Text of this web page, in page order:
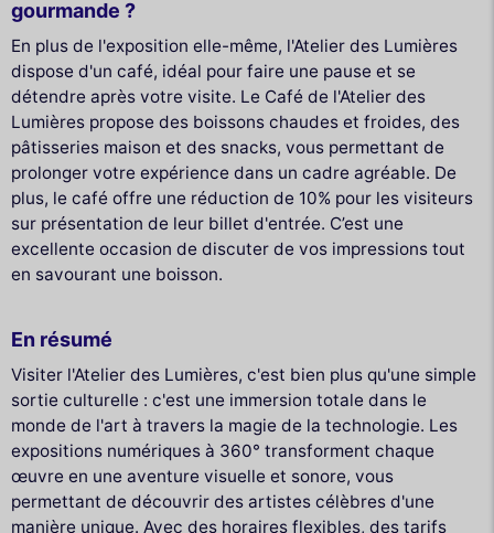
gourmande ?
En plus de l'exposition elle-même, l'Atelier des Lumières
dispose d'un café, idéal pour faire une pause et se
détendre après votre visite. Le Café de l'Atelier des
Lumières propose des boissons chaudes et froides, des
pâtisseries maison et des snacks, vous permettant de
prolonger votre expérience dans un cadre agréable. De
plus, le café offre une réduction de 10% pour les visiteurs
sur présentation de leur billet d'entrée. C’est une
excellente occasion de discuter de vos impressions tout
en savourant une boisson.
En résumé
Visiter l'Atelier des Lumières, c'est bien plus qu'une simple
sortie culturelle : c'est une immersion totale dans le
monde de l'art à travers la magie de la technologie. Les
expositions numériques à 360° transforment chaque
œuvre en une aventure visuelle et sonore, vous
permettant de découvrir des artistes célèbres d'une
manière unique. Avec des horaires flexibles, des tarifs